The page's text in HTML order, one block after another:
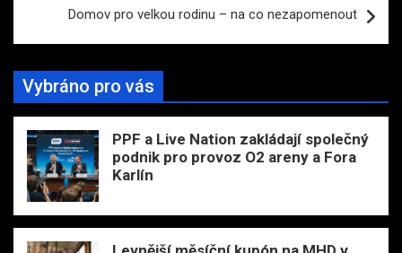
Domov pro velkou rodinu – na co nezapomenout
Vybráno pro vás
PPF a Live Nation zakládají společný
podnik pro provoz O2 areny a Fora
Karlín